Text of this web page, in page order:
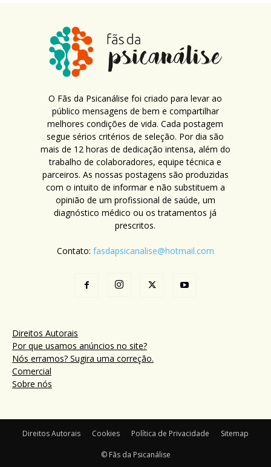
O Fãs da Psicanálise foi criado para levar ao
público mensagens de bem e compartilhar
melhores condições de vida. Cada postagem
segue sérios critérios de seleção. Por dia são
mais de 12 horas de dedicação intensa, além do
trabalho de colaboradores, equipe técnica e
parceiros. As nossas postagens são produzidas
com o intuito de informar e não substituem a
opinião de um profissional de saúde, um
diagnóstico médico ou os tratamentos já
prescritos.
Contato: fasdapsicanalise@hotmail.com
Direitos Autorais
Por que usamos anúncios no site?
Nós erramos? Sugira uma correção.
Comercial
Sobre nós
Direitos Autorais Cookies Política de Privacidade Sitemap
© Fãs da Psicanálise